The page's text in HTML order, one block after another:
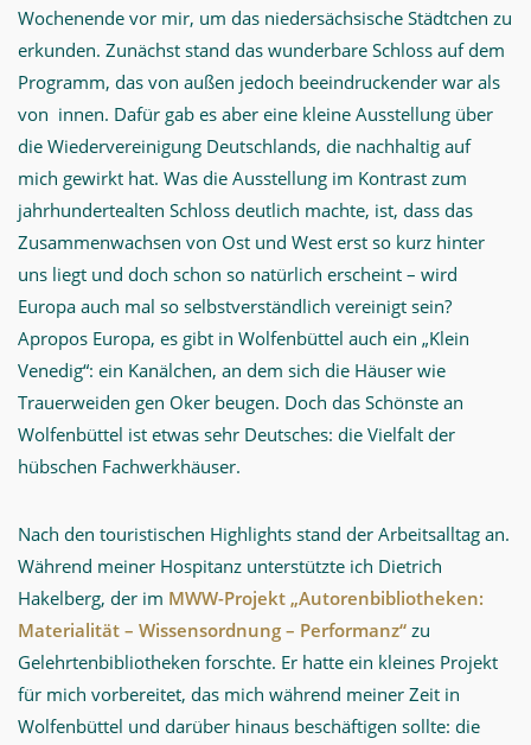
Wochenende vor mir, um das niedersächsische Städtchen zu
erkunden. Zunächst stand das wunderbare Schloss auf dem
Programm, das von außen jedoch beeindruckender war als
von innen. Dafür gab es aber eine kleine Ausstellung über
die Wiedervereinigung Deutschlands, die nachhaltig auf
mich gewirkt hat. Was die Ausstellung im Kontrast zum
jahrhundertealten Schloss deutlich machte, ist, dass das
Zusammenwachsen von Ost und West erst so kurz hinter
uns liegt und doch schon so natürlich erscheint – wird
Europa auch mal so selbstverständlich vereinigt sein?
Apropos Europa, es gibt in Wolfenbüttel auch ein „Klein
Venedig“: ein Kanälchen, an dem sich die Häuser wie
Trauerweiden gen Oker beugen. Doch das Schönste an
Wolfenbüttel ist etwas sehr Deutsches: die Vielfalt der
hübschen Fachwerkhäuser.
Nach den touristischen Highlights stand der Arbeitsalltag an.
Während meiner Hospitanz unterstützte ich Dietrich
Hakelberg, der im MWW-Projekt „Autorenbibliotheken:
Materialität – Wissensordnung – Performanz“ zu
Gelehrtenbibliotheken forschte. Er hatte ein kleines Projekt
für mich vorbereitet, das mich während meiner Zeit in
Wolfenbüttel und darüber hinaus beschäftigen sollte: die